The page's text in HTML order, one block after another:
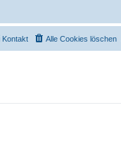
Alle Cookies löschen
Kontakt